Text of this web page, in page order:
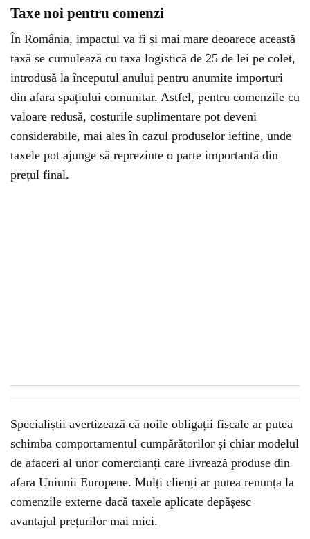
Taxe noi pentru comenzi
În România, impactul va fi și mai mare deoarece această
taxă se cumulează cu taxa logistică de 25 de lei pe colet,
introdusă la începutul anului pentru anumite importuri
din afara spațiului comunitar. Astfel, pentru comenzile cu
valoare redusă, costurile suplimentare pot deveni
considerabile, mai ales în cazul produselor ieftine, unde
taxele pot ajunge să reprezinte o parte importantă din
prețul final.
Specialiștii avertizează că noile obligații fiscale ar putea
schimba comportamentul cumpărătorilor și chiar modelul
de afaceri al unor comercianți care livrează produse din
afara Uniunii Europene. Mulți clienți ar putea renunța la
comenzile externe dacă taxele aplicate depășesc
avantajul prețurilor mai mici.